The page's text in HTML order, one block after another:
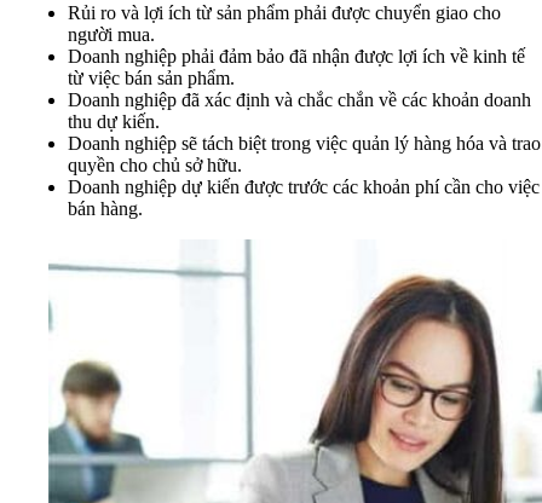
Rủi ro và lợi ích từ sản phẩm phải được chuyển giao cho
người mua.
Doanh nghiệp phải đảm bảo đã nhận được lợi ích về kinh tế
từ việc bán sản phẩm.
Doanh nghiệp đã xác định và chắc chắn về các khoản doanh
thu dự kiến.
Doanh nghiệp sẽ tách biệt trong việc quản lý hàng hóa và trao
quyền cho chủ sở hữu.
Doanh nghiệp dự kiến được trước các khoản phí cần cho việc
bán hàng.